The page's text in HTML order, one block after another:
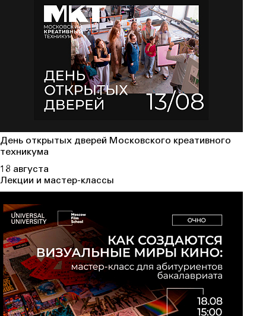
День открытых дверей Московского креативного
техникума
18 августа
Лекции и мастер-классы